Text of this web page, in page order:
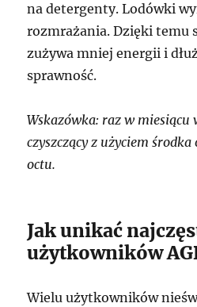
na detergenty. Lodówki
rozmrażania. Dzięki temu
zużywa mniej energii i
sprawność.
Wskazówka: raz w miesiącu
czyszczący z użyciem
octu.
Jak unikać
użytkowników
Wielu użytkowników